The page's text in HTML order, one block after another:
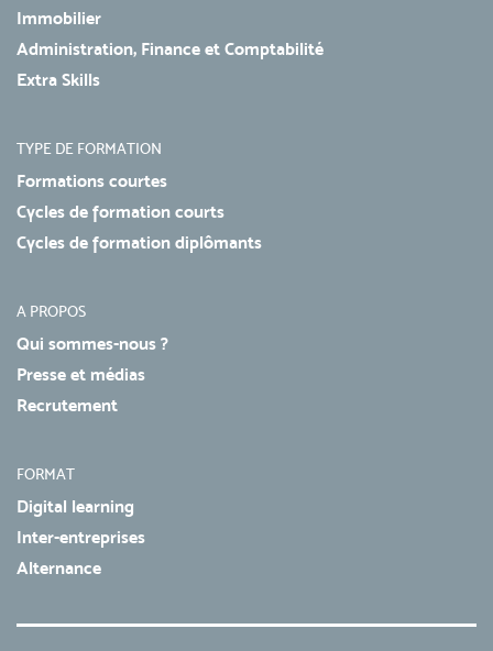
Immobilier
Administration, Finance et Comptabilité
Extra Skills
TYPE DE FORMATION
Formations courtes
Cycles de formation courts
Cycles de formation diplômants
A PROPOS
Qui sommes-nous ?
Presse et médias
Recrutement
FORMAT
Digital learning
Inter-entreprises
Alternance